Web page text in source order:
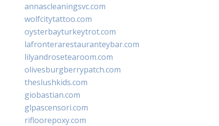
annascleaningsvc.com
wolfcitytattoo.com
oysterbayturkeytrot.com
lafronterarestauranteybar.com
lilyandrosetearoom.com
olivesburgberrypatch.com
theslushkids.com
giobastian.com
glpascensori.com
rifloorepoxy.com